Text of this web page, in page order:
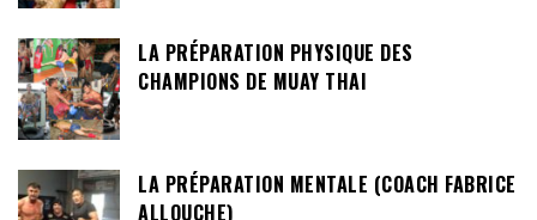
LA PRÉPARATION PHYSIQUE DES
CHAMPIONS DE MUAY THAI
LA PRÉPARATION MENTALE (COACH FABRICE
ALLOUCHE)